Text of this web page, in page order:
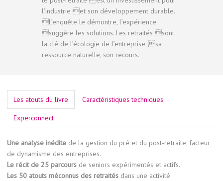
l’industrie et son développement durable.
L’enquête le démontre, l’expérience
suggère les solutions. Les retraités sont
la clé de l’écologie de l’entreprise, sa
ressource naturelle, son recours.
Les atouts du livre Caractéristiques techniques
Experconnect
Une analyse inédite de la gestion du pré et du post-retraite, facteur
de dynamisme des entreprises.
Le récit de 25 parcours de seniors expérimentés et actifs.
Les 50 atouts méconnus des retraités dans une activité